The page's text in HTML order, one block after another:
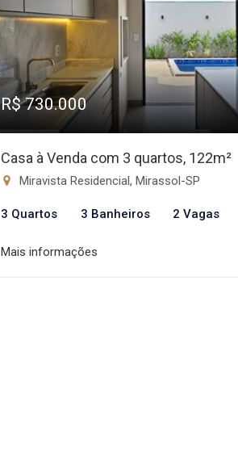
R$ 730.000
Casa à Venda com 3 quartos, 122m²
Miravista Residencial, Mirassol-SP
3 Quartos 3 Banheiros 2 Vagas
Mais informações